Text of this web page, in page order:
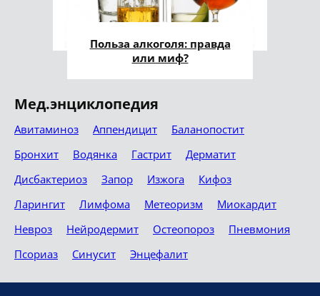
Польза алкоголя: правда
или миф?
Мед.энциклопедия
Авитаминоз Аппендицит
Баланопостит
Бронхит
Водянка Гастрит
Дерматит
Дисбактериоз
Запор Изжога
Кифоз
Ларингит
Лимфома Метеоризм
Миокардит
Невроз
Нейродермит Остеопороз
Пневмония
Псориаз
Синусит Энцефалит